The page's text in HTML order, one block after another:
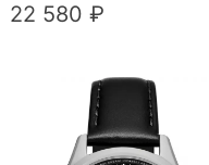
22 580 ₽